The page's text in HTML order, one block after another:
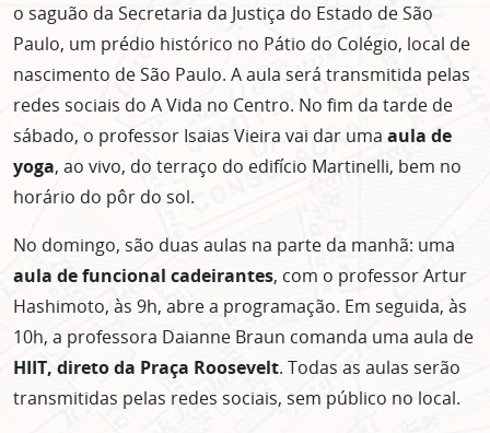
o saguão da Secretaria da Justiça do Estado de São
Paulo, um prédio histórico no Pátio do Colégio, local de
nascimento de São Paulo. A aula será transmitida pelas
redes sociais do A Vida no Centro. No fim da tarde de
sábado, o professor Isaias Vieira vai dar uma aula de
yoga, ao vivo, do terraço do edifício Martinelli, bem no
horário do pôr do sol.
No domingo, são duas aulas na parte da manhã: uma
aula de funcional cadeirantes, com o professor Artur
Hashimoto, às 9h, abre a programação. Em seguida, às
10h, a professora Daianne Braun comanda uma aula de
HIIT, direto da Praça Roosevelt. Todas as aulas serão
transmitidas pelas redes sociais, sem público no local.